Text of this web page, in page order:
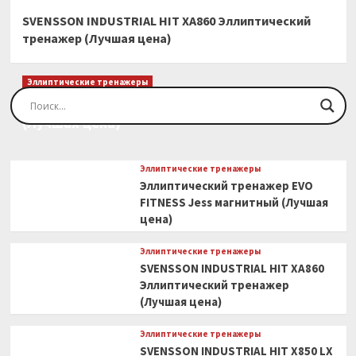
SVENSSON INDUSTRIAL HIT XA860 Эллиптический
тренажер (Лучшая цена)
Эллиптические тренажеры
Эллиптический тренажер EVO FITNESS Orion
(Лучшая цена)
Эллиптические тренажеры
Эллиптический тренажер EVO
FITNESS Jess магнитный (Лучшая
цена)
Эллиптические тренажеры
SVENSSON INDUSTRIAL HIT XA860
Эллиптический тренажер
(Лучшая цена)
Эллиптические тренажеры
SVENSSON INDUSTRIAL HIT X850 LX